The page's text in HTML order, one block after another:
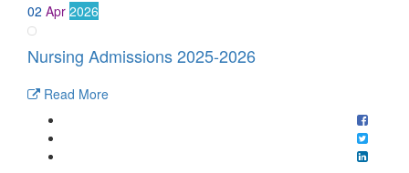
02 Apr 2026
Nursing Admissions 2025-2026
Read More